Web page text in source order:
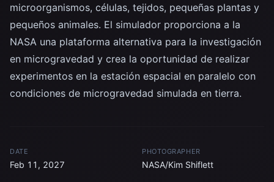
microorganismos, células, tejidos, pequeñas plantas y
pequeños animales. El simulador proporciona a la
NASA una plataforma alternativa para la investigación
en microgravedad y crea la oportunidad de realizar
experimentos en la estación espacial en paralelo con
condiciones de microgravedad simulada en tierra.
DATE
Feb 11, 2027
PHOTOGRAPHER
NASA/Kim Shiflett